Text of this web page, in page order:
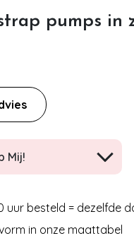
pumps in
Mij!
uur besteld = dezelfde
in onze maattabel